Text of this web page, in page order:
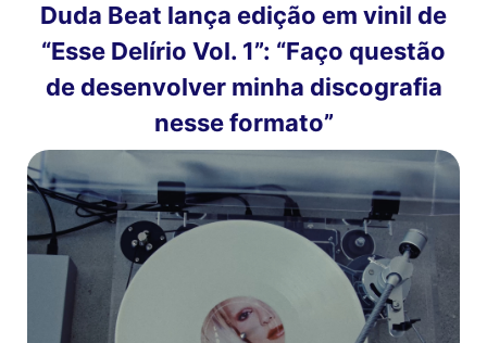
Duda Beat lança edição em vinil de
“Esse Delírio Vol. 1”: “Faço questão
de desenvolver minha discografia
nesse formato”